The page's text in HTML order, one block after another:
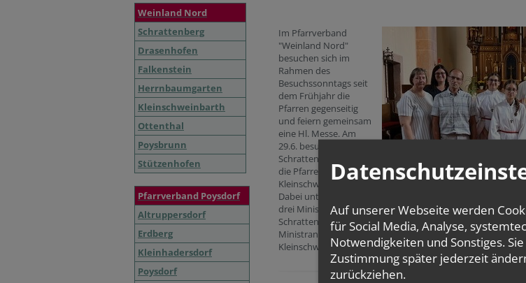
Weinland Nord
Schrattenberg
Drasenhofen
Falkenstein
Herrnbaumgarten
Kleinschweinbarth
Ottenthal
Poysbrunn
Stützenhofen
Pfarrverband Poysdorf
Altruppersdorf
Erdberg
Kleinhadersdorf
Poysdorf
Im Pfarrverband
"Weinland Nord"
besuchen sich im
Rahmen des
Besuchssonntags seit
dem Frühjahr die
Pfarren gegenseitig
und feiern gemeinsam
eine Hl. Messe. Am
29.6. besuchten die
Schrattenberger*innen
die Pfarre
Kleinschweinbarth.
Dabei unterstützten
drei Minis aus
Schrattenberg die
Ministrantin in
Kleinschweinbarth.
Auf unserer Webseite werden
für Social Media, Analyse,
Notwendigkeiten und Sonstiges.
Zustimmung später jederzeit
zurückziehen.